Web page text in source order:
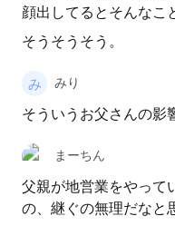
顔出してるとそんなこ
そうそうそう。
みり
そういうお父さんの影
まーちん
父親が地営業をやって
の、継ぐの無理だなと